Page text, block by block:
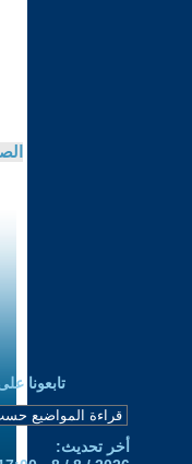
تابعونا
أخر تحديث: